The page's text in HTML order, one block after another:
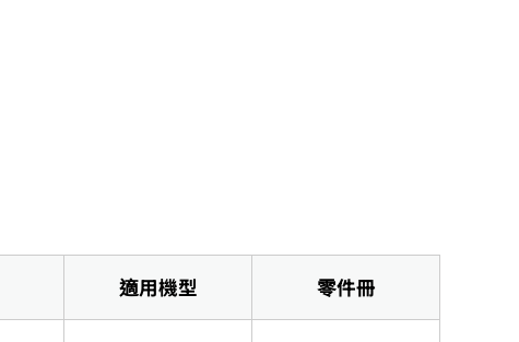
適用機型
零件冊